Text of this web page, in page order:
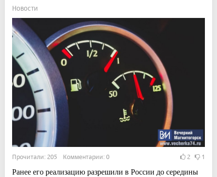
Новости
Прочитали: 205 Комментарии: 0 2 1
Ранее его реализацию разрешили в России до середины